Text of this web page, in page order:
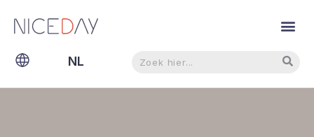
NL
EN